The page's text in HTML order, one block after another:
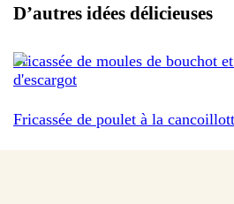
D’autres idées délicieuses
Fricassée de moules de bouchot
d'escargot
Fricassée de poulet à la